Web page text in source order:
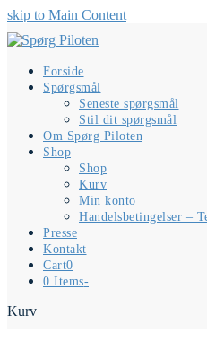
skip to Main Content
Forside
Spørgsmål
Seneste spørgsmål
Stil dit spørgsmål
Om Spørg Piloten
Shop
Shop
Kurv
Min konto
Handelsbetingelser –
Presse
Kontakt
Cart0
0 Items-
Kurv